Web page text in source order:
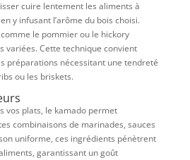
cuire lentement les aliments à
y infusant l’arôme du bois choisi.
le pommier ou le hickory
variées. Cette technique convient
préparations nécessitant une tendreté
ou les briskets.
vos plats, le kamado permet
combinaisons de marinades, sauces
uniforme, ces ingrédients pénètrent
garantissant un goût